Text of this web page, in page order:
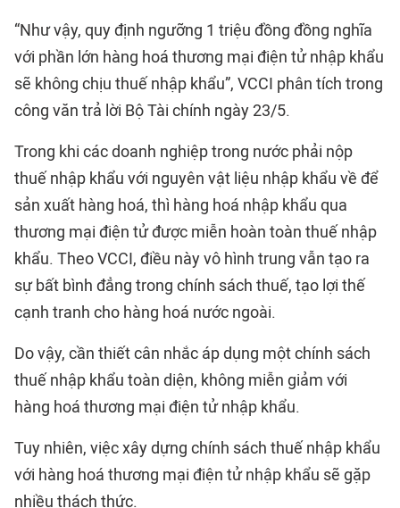
“Như vậy, quy định ngưỡng 1 triệu đồng đồng nghĩa
với phần lớn hàng hoá thương mại điện tử nhập khẩu
sẽ không chịu thuế nhập khẩu”, VCCI phân tích trong
công văn trả lời Bộ Tài chính ngày 23/5.
Trong khi các doanh nghiệp trong nước phải nộp
thuế nhập khẩu với nguyên vật liệu nhập khẩu về để
sản xuất hàng hoá, thì hàng hoá nhập khẩu qua
thương mại điện tử được miễn hoàn toàn thuế nhập
khẩu. Theo VCCI, điều này vô hình trung vẫn tạo ra
sự bất bình đẳng trong chính sách thuế, tạo lợi thế
cạnh tranh cho hàng hoá nước ngoài.
Do vậy, cần thiết cân nhắc áp dụng một chính sách
thuế nhập khẩu toàn diện, không miễn giảm với
hàng hoá thương mại điện tử nhập khẩu.
Tuy nhiên, việc xây dựng chính sách thuế nhập khẩu
với hàng hoá thương mại điện tử nhập khẩu sẽ gặp
nhiều thách thức.